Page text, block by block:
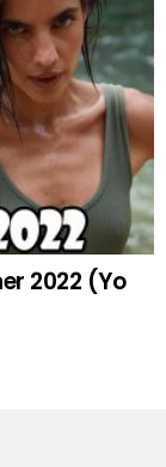
2022 (Yo